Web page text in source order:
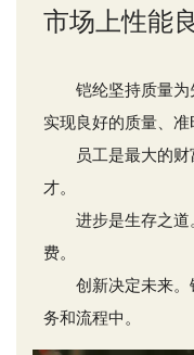
市场上性能
铠纶坚持质量为
实现良好的质量、准
员工是最大的
才。
进步是生存之
费。
创新决定未来
务和流程中。